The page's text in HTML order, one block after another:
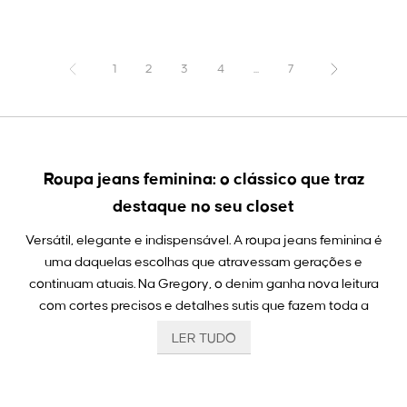
1 2 3 4 ... 7
Roupa jeans feminina: o clássico que traz
destaque no seu closet
Versátil, elegante e indispensável. A roupa jeans feminina é
uma daquelas escolhas que atravessam gerações e
continuam atuais. Na Gregory, o denim ganha nova leitura
com cortes precisos e detalhes sutis que fazem toda a
LER TUDO